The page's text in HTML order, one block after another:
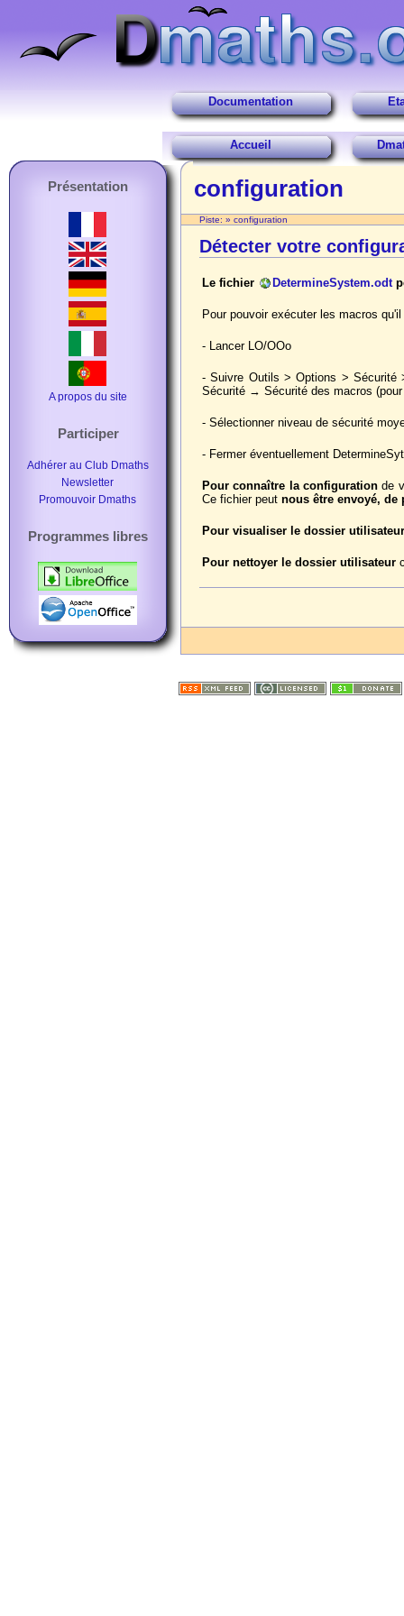
Documentation
Accueil
Présentation
A propos du site
Participer
Adhérer au Club Dmaths
Newsletter
Promouvoir Dmaths
Programmes libres
configuration
Piste: » configuration
Détecter votre
Le fichier DetermineSystem.odt
Pour pouvoir exécuter les macros
- Lancer LO/OOo
- Suivre Outils > Options >
Sécurité → Sécurité des macros
- Sélectionner niveau de sécurité
- Fermer éventuellement
Pour connaître la configurationde
Ce fichier peut nous être envoyé, de
Pour visualiser le dossier utilisateur
Pour nettoyer le dossier utilisateur